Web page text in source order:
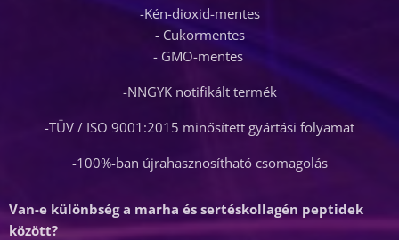
-Kén-dioxid-mentes
- Cukormentes
- GMO-mentes
-NNGYK notifikált termék
-TÜV / ISO 9001:2015 minősített gyártási folyamat
-100%-ban újrahasznosítható csomagolás
Van-e különbség a marha és sertéskollagén peptidek
között?